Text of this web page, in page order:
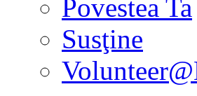
Povestea Ta
Susţine